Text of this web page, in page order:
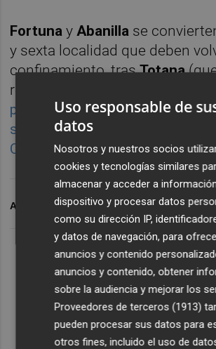
Fortunay Abanilla se
y sexta localidad que deben
confinamiento, trasTotana
retrocedida a la fase 1 en dos
primera, en julio; la segunda,
semanas),Archivel
Caravaca),JumillayLorca.
ARCHIVADO EN FORTUNA ABANILLA
Uso responsable de
datos
Nosotros y nuestros socios
cookies y tecnologías similares
almacenar y acceder a
dispositivo y procesar datos
como su dirección IP,
y datos de navegación, para
anuncios y contenido
anuncios y contenido, obtener
sobre la audiencia y mejorar los
Proveedores de terceros (1913)
pueden procesar sus datos para
otros fines, incluido el uso de